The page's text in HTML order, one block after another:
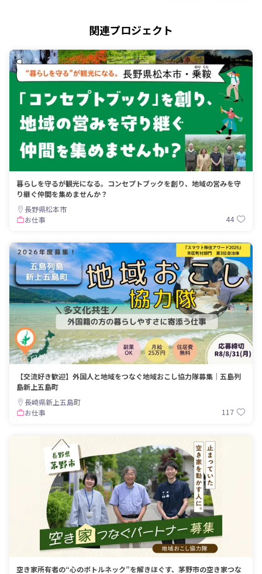
関連プロジェクト
暮らしを守るが観光になる。コンセプトブックを創り、地域の営みを守
り継ぐ仲間を集めませんか？
長野県松本市
お仕事
44
【交流好き歓迎】外国人と地域をつなぐ地域おこし協力隊募集｜五島列
島新上五島町
長崎県新上五島町
お仕事
117
空き家所有者の“心のボトルネック”を解きほぐす、茅野市の空き家つな